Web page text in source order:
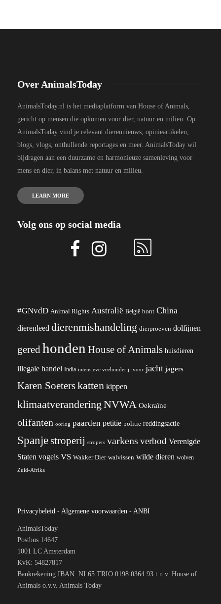
Over AnimalsToday
AnimalsToday.nl is het mediaplatform van House of Animals,
gericht op mensen die opkomen voor dier, natuur en milieu. Op
AnimalsToday vind je relevant dierennieuws, opinieartikelen,
blogs, vlogs, onthullende reportages en meer. AnimalsToday wil
bijdragen aan een duurzame en harmonieuze samenleving voor
mens en dier, in balans met natuur en milieu.
LEARN MORE
Volg ons op social media
#GNvdD Animal Rights Australië België bont China
dierenleed dierenmishandeling dierproeven dolfijnen
geredhonden House of Animals huisdieren
illegale handel India intensieve veehouderij ivoor jacht jagers
Karen Soeterskatten kippen
klimaatverandering NVWA Oekraïne
olifanten oorlog paarden petitie politie reddingsactie
Spanjestroperij stropers varkens verbod Verenigde
Staten vogels VS Wakker Dier walvissen wilde dieren wolven
Zuid-Afrika
Privacybeleid - Algemene voorwaarden - ANBI
AnimalsToday
Postbus 14647
1001 LC Amsterdam
KvK: 54827817
Bankrekening IBAN: NL65 TRIO 0198 0364 93 t.n.v. House of
Animals o.v.v. Animals Today